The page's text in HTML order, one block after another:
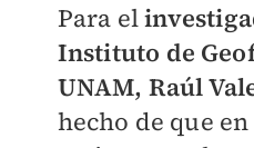
Para el
Instituto de
UNAM, Raúl
hecho de que